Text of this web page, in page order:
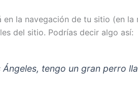
la navegación de tu sitio (en la
del sitio. Podrías decir algo así:
tengo un gran perro